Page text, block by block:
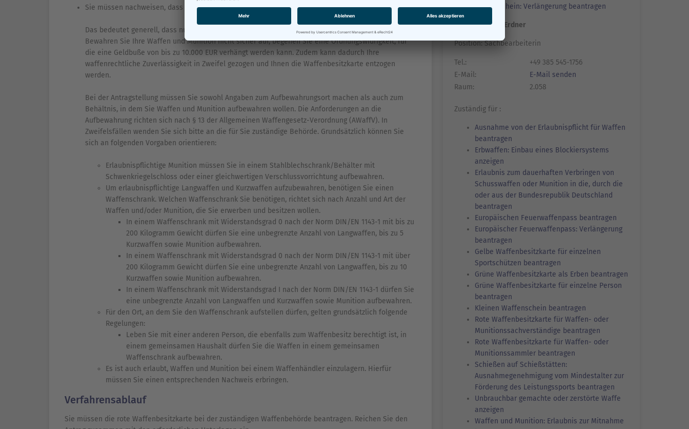
Sie müssen nachweisen, dass Sie Waffen und Munition sicher aufbewahren können.
Das bedeutet generell, dass nur Sie als Berechtigter Zugriff auf Waffen und Munition haben dürfen.
Bewahren Sie Ihre Waffen und Munition nicht sicher auf, begehen Sie eine Ordnungswidrigkeit, für
die eine Geldbuße von bis zu 10.000 EUR verhängt werden kann. Zudem kann dadurch Ihre
waffenrechtliche Zuverlässigkeit in Zweifel gezogen und Ihnen die Waffenbesitzkarte entzogen
werden.
​​​​​​​Bei der Antragstellung müssen Sie sowohl Angaben zum Aufbewahrungsort machen als auch zum
Behältnis, in dem Sie Waffen und Munition aufbewahren wollen. Die Anforderungen an die
Aufbewahrung richten sich nach § 13 der Allgemeinen Waffengesetz-Verordnung (AWaffV). In
Zweifelsfällen wenden Sie sich bitte an die für Sie zuständige Behörde. Grundsätzlich können Sie
sich an folgenden Vorgaben orientieren:
Erlaubnispflichtige Munition müssen Sie in einem Stahlblechschrank/Behälter mit
Schwenkriegelschloss oder einer gleichwertigen Verschlussvorrichtung aufbewahren.
Um erlaubnispflichtige Langwaffen und Kurzwaffen aufzubewahren, benötigen Sie einen
Waffenschrank. Welchen Waffenschrank Sie benötigen, richtet sich nach Anzahl und Art der
Waffen und/oder Munition, die Sie erwerben und besitzen wollen.
In einem Waffenschrank mit Widerstandsgrad 0 nach der Norm DIN/EN 1143-1 mit bis zu
200 Kilogramm Gewicht dürfen Sie eine unbegrenzte Anzahl von Langwaffen, bis zu 5
Kurzwaffen sowie Munition aufbewahren.
In einem Waffenschrank mit Widerstandsgrad 0 nach der Norm DIN/EN 1143-1 mit über
200 Kilogramm Gewicht dürfen Sie eine unbegrenzte Anzahl von Langwaffen, bis zu 10
Kurzwaffen sowie Munition aufbewahren.
In einem Waffenschrank mit Widerstandsgrad I nach der Norm DIN/EN 1143-1 dürfen Sie
eine unbegrenzte Anzahl von Langwaffen und Kurzwaffen sowie Munition aufbewahren.
Für den Ort, an dem Sie den Waffenschrank aufstellen dürfen, gelten grundsätzlich folgende
Regelungen:
Leben Sie mit einer anderen Person, die ebenfalls zum Waffenbesitz berechtigt ist, in
einem gemeinsamen Haushalt dürfen Sie die Waffen in einem gemeinsamen
Waffenschrank aufbewahren.
Es ist auch erlaubt, Waffen und Munition bei einem Waffenhändler einzulagern. Hierfür
müssen Sie einen entsprechenden Nachweis erbringen.
Verfahrensablauf
Sie müssen die rote Waffenbesitzkarte bei der zuständigen Waffenbehörde beantragen. Reichen Sie den
Waffenschein: Verlängerung beantragen
Frau Franziska Erdner
Position: Sachbearbeiterin
Tel.:
+49 385 545-1756
E-Mail:
E-Mail senden
Raum:
2.058
Zuständig für :
Ausnahme von der Erlaubnispflicht für Waffen
beantragen
Erbwaffen: Einbau eines Blockiersystems
anzeigen
Erlaubnis zum dauerhaften Verbringen von
Schusswaffen oder Munition in die, durch die
oder aus der Bundesrepublik Deutschland
beantragen
Europäischen Feuerwaffenpass beantragen
Europäischer Feuerwaffenpass: Verlängerung
beantragen
Gelbe Waffenbesitzkarte für einzelnen
Sportschützen beantragen
Grüne Waffenbesitzkarte als Erben beantragen
Grüne Waffenbesitzkarte für einzelne Person
beantragen
Kleinen Waffenschein beantragen
Rote Waffenbesitzkarte für Waffen- oder
Munitionssachverständige beantragen
Rote Waffenbesitzkarte für Waffen- oder
Munitionssammler beantragen
Schießen auf Schießstätten:
Ausnahmegenehmigung vom Mindestalter zur
Förderung des Leistungssports beantragen
Unbrauchbar gemachte oder zerstörte Waffe
anzeigen
Waffen und Munition: Erlaubnis zur Mitnahme